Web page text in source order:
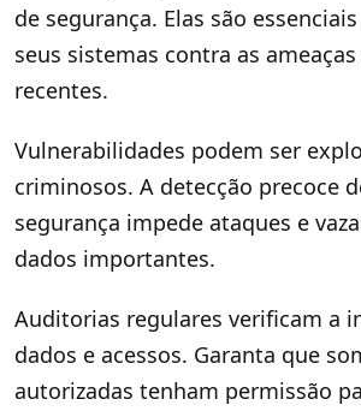
de segurança. Elas são
seus sistemas contra as
recentes.
Vulnerabilidades podem ser
criminosos. A detecção precoce
segurança impede ataques e
dados importantes.
Auditorias regulares verificam a
dados e acessos. Garanta que
autorizadas tenham permissão